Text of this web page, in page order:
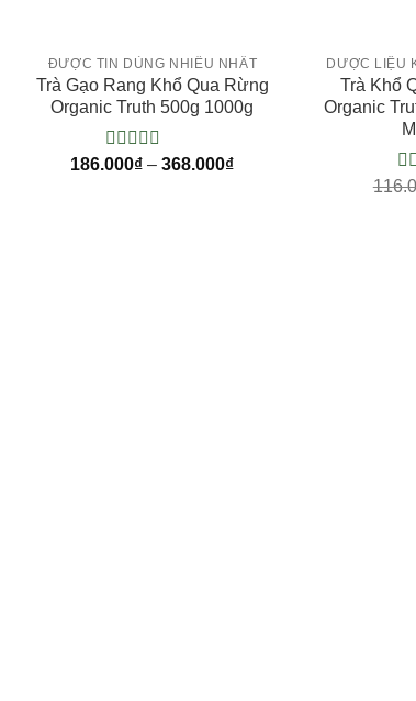
ĐƯỢC TIN DÙNG NHIỀU NHẤT
Trà Gạo Rang Khổ Qua Rừng
Organic Truth 500g 1000g
0
186.000₫ –368.000₫
DƯỢC LIỆU
Trà Khổ
Organic
0